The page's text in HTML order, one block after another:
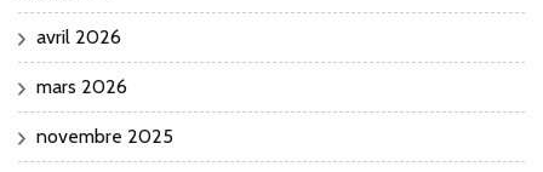
avril 2026
mars 2026
novembre 2025